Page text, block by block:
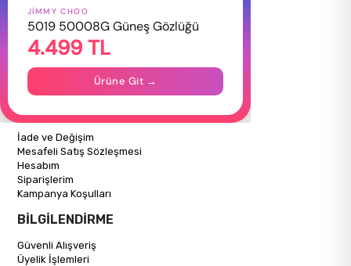
HAKKIMIZDA
Hakkımızda
Gizlilik Politikası
İletişim
ALIŞVERİŞ BİLGİLERİ
İade ve Değişim
Mesafeli Satış Sözleşmesi
Hesabım
Siparişlerim
Kampanya Koşulları
BİLGİLENDİRME
Güvenli Alışveriş
Üyelik İşlemleri
JIMMY CHOO
5019 50008G Güneş Gözlüğü
4.499 TL
Ürüne Git →